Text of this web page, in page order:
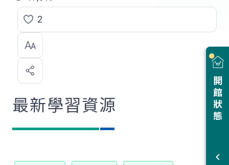
尋
開館狀態
點
選
喜
歡
2
最新學習資源